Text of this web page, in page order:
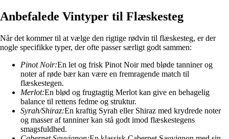
Anbefalede Vintyper til Flæskesteg
Når det kommer til at vælge den rigtige rødvin til flæskesteg, er der
nogle specifikke typer, der ofte passer særligt godt sammen:
Pinot Noir:En let og frisk Pinot Noir med bløde tanniner og
noter af røde bær kan være en fremragende match til
flæskestegen.
Merlot:En blød og frugtagtig Merlot kan give en behagelig
balance til rettens fedme og struktur.
Syrah/Shiraz:En kraftig Syrah eller Shiraz med krydrede noter
og masser af tanniner kan stå godt imod flæskestegens
smagsfuldhed.